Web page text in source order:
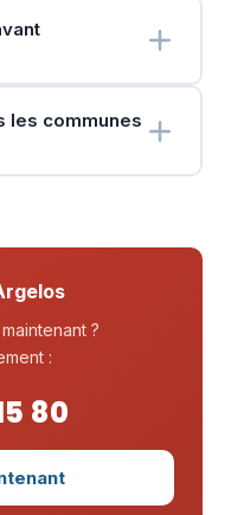
les communes
?
:
80